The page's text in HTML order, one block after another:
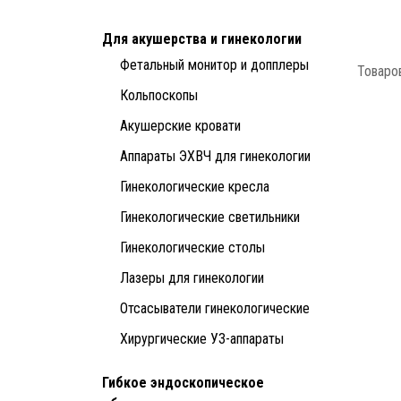
Для акушерства и гинекологии
Фетальный монитор и допплеры
Кольпоскопы
Акушерские кровати
Аппараты ЭХВЧ для гинекологии
Гинекологические кресла
Гинекологические светильники
Гинекологические столы
Лазеры для гинекологии
Отсасыватели гинекологические
Хирургические УЗ-аппараты
Гибкое эндоскопическое